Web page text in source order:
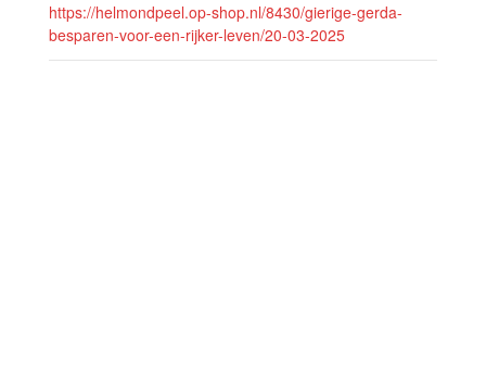
https://helmondpeel.op-shop.nl/8430/gierige-gerda-
besparen-voor-een-rijker-leven/20-03-2025